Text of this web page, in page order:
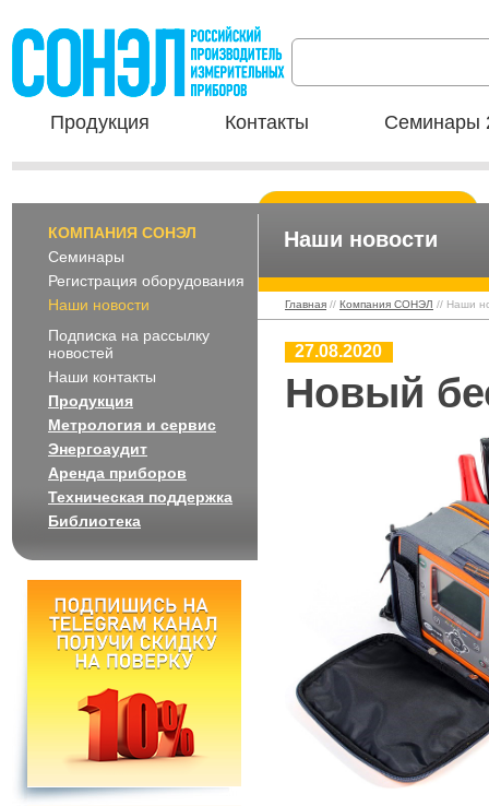
Продукция Контакты Семинары
КОМПАНИЯ СОНЭЛ
Семинары
Регистрация оборудования
Наши новости
Подписка на рассылку
новостей
Наши контакты
Продукция
Метрология и сервис
Энергоаудит
Аренда приборов
Техническая поддержка
Библиотека
Наши новости
Главная // Компания СОНЭЛ // Наши
27.08.2020
Новый